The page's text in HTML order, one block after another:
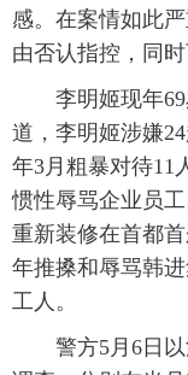
富媒体
新华电视中文
感。在案情如此
由否认指控，同
李明姬现年69
道，李明姬涉嫌
年3月粗暴对待11
惯性辱骂企业员
重新装修在首都
年推搡和辱骂韩
工人。
警方5月6日以